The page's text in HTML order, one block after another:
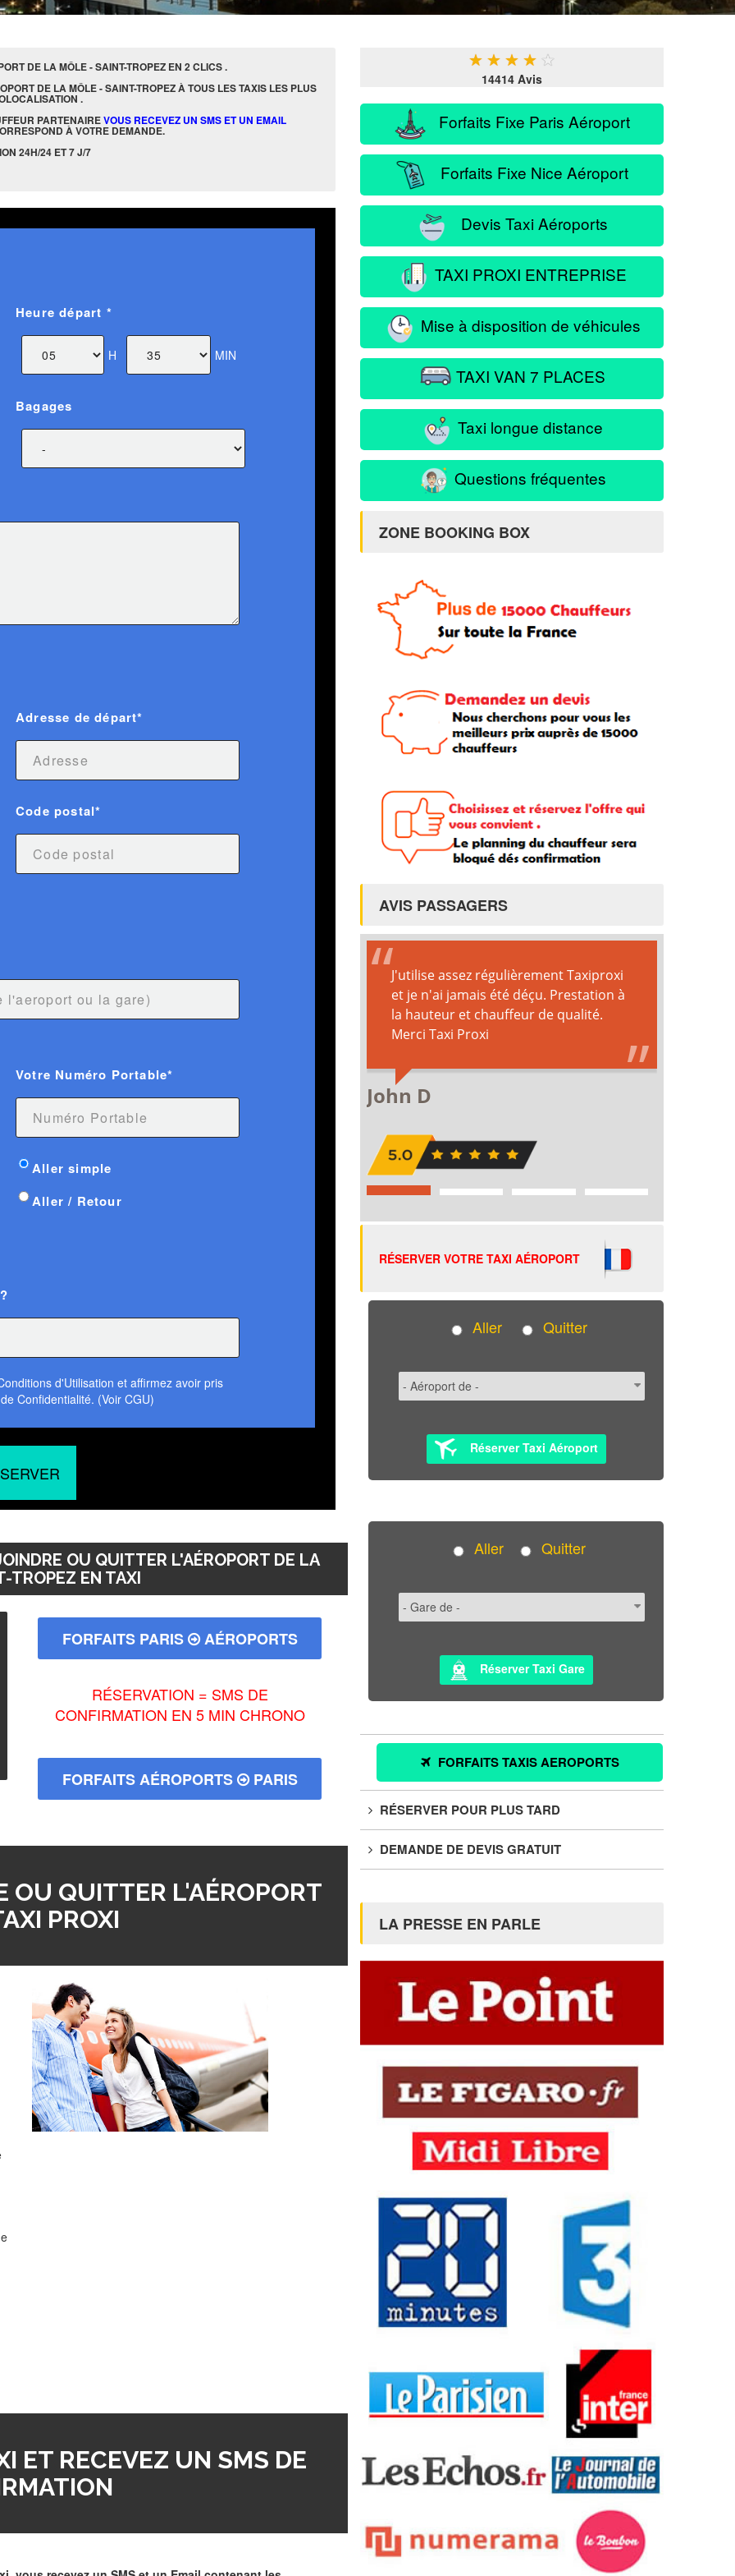
DE LA MÔLE - SAINT-TROPEZ EN 2 CLICS .
DE LA MÔLE - SAINT-TROPEZ À TOUS LES TAXIS LES PLUS
.
PARTENAIREVOUS RECEVEZ UN SMS ET UN EMAIL
À VOTRE DEMANDE.
24H/24 ET 7 J/7
Heure départ *
H MIN
Bagages
Adresse de départ*
Code postal*
Votre Numéro Portable*
Aller simple
Aller / Retour
d'Utilisation et affirmez avoir pris
Confidentialité. (Voir CGU)
OU QUITTER L'AÉROPORT DE LA
TROPEZ EN TAXI
FORFAITS PARIS AÉROPORTS
RÉSERVATION = SMS DE
CONFIRMATION EN 5 MIN CHRONO
FORFAITS AÉROPORTS PARIS
OU QUITTER L'AÉROPORT
PROXI
ET RECEVEZ UN SMS DE
★ ★ ★ ★ ★
14414 Avis
Forfaits Fixe Paris Aéroport
Forfaits Fixe Nice Aéroport
Devis Taxi Aéroports
TAXI PROXI ENTREPRISE
Mise à disposition de véhicules
TAXI VAN 7 PLACES
Taxi longue distance
Questions fréquentes
ZONE BOOKING BOX
AVIS PASSAGERS
RÉSERVER VOTRE TAXI AÉROPORT
Aller Quitter
Réserver Taxi Aéroport
Aller Quitter
Réserver Taxi Gare
FORFAITS TAXIS AEROPORTS
RÉSERVER POUR PLUS TARD
DEMANDE DE DEVIS GRATUIT
LA PRESSE EN PARLE